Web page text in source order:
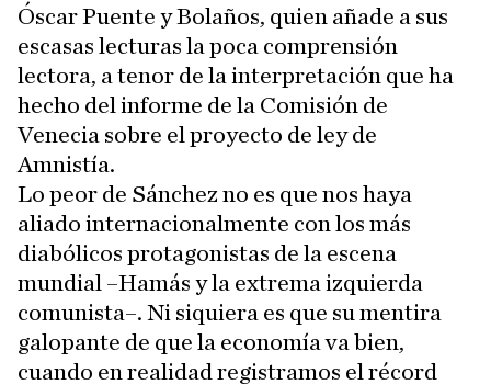
Óscar Puente y Bolaños, quien añade a sus
escasas lecturas la poca comprensión
lectora, a tenor de la interpretación que ha
hecho del informe de la Comisión de
Venecia sobre el proyecto de ley de
Amnistía.
Lo peor de Sánchez no es que nos haya
aliado internacionalmente con los más
diabólicos protagonistas de la escena
mundial –Hamás y la extrema izquierda
comunista–. Ni siquiera es que su mentira
galopante de que la economía va bien,
cuando en realidad registramos el récord